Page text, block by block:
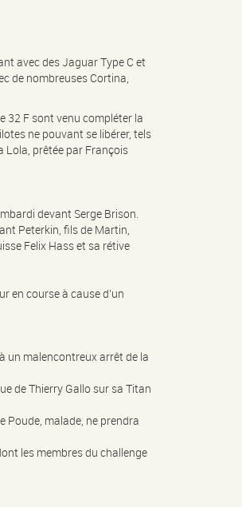
avec des Jaguar Type C et
de nombreuses Cortina,
32 F sont venu compléter la
ne pouvant se libérer, tels
Lola, prêtée par François
devant Serge Brison.
Peterkin, fils de Martin,
Felix Hass et sa rétive
en course à cause d’un
un malencontreux arrêt de la
de Thierry Gallo sur sa Titan
Poude, malade, ne prendra
les membres du challenge